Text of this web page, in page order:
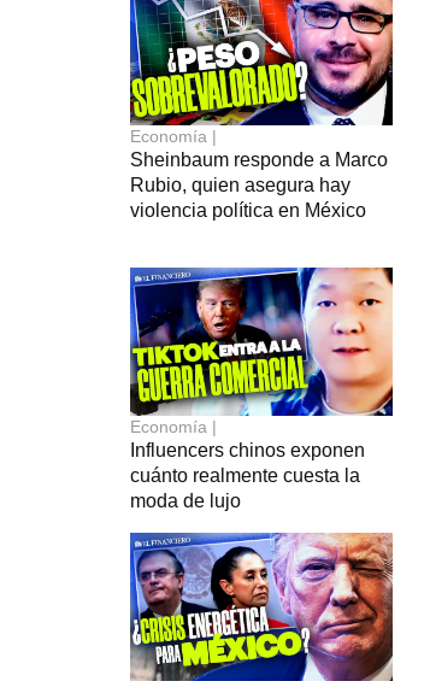
Economía |
Sheinbaum responde a Marco
Rubio, quien asegura hay
violencia política en México
Economía |
Influencers chinos exponen
cuánto realmente cuesta la
moda de lujo